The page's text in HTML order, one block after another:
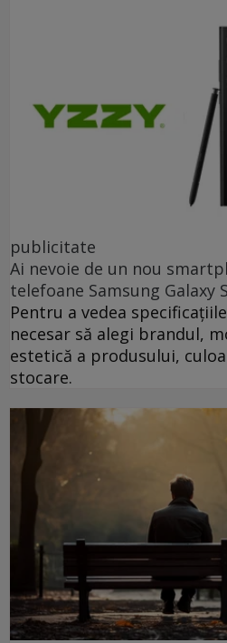
publicitate
Ai nevoie de un nou
telefoane Samsung Galaxy
Pentru a vedea
necesar să alegi brandul,
estetică a produsului,
stocare.